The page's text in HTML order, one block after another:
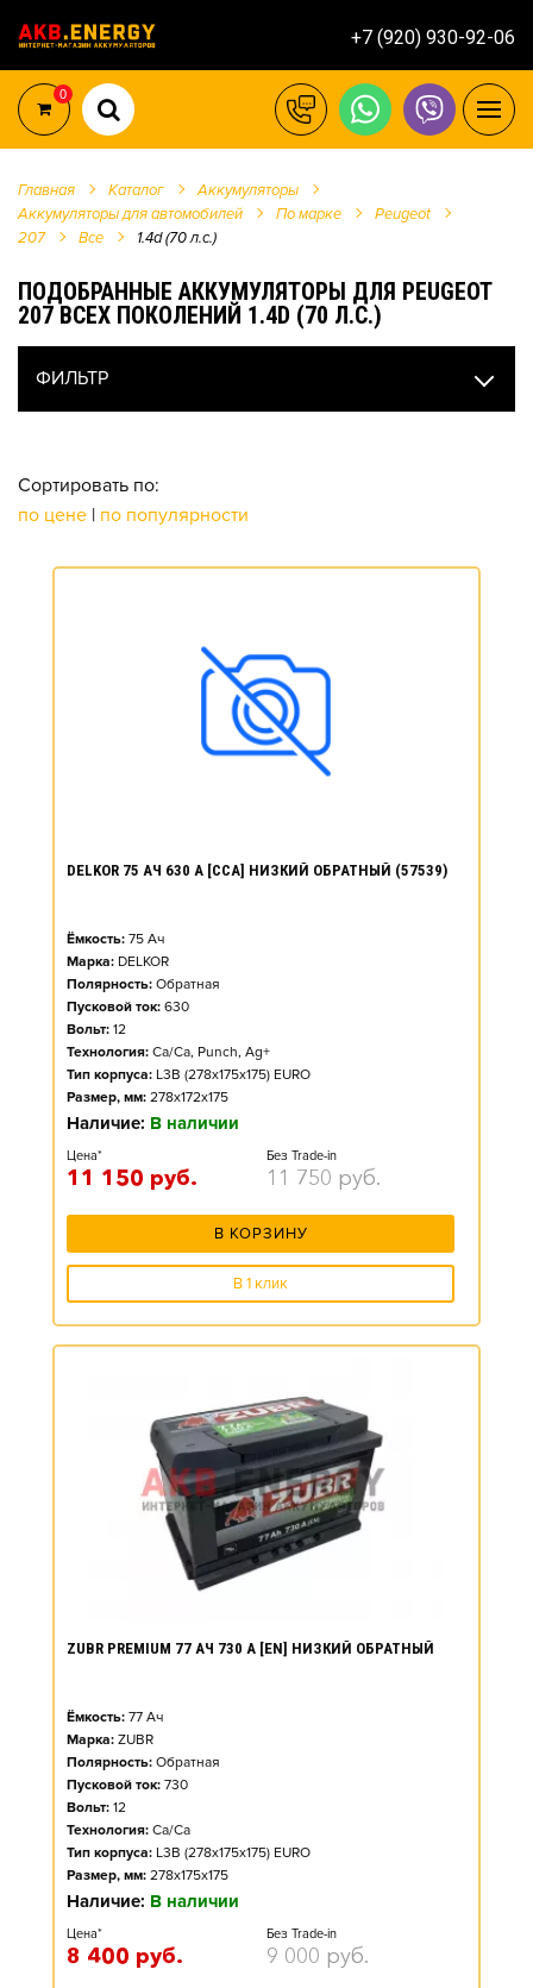
+7 (920) 930-92-06
0
Главная Каталог
Аккумуляторы
Аккумуляторы для автомобилей
По марке
Peugeot
207
Все 1.4d (70 л.с.)
ПОДОБРАННЫЕ АККУМУЛЯТОРЫ ДЛЯ PEUGEOT
207 ВСЕХ ПОКОЛЕНИЙ 1.4D (70 Л.С.)
ФИЛЬТР
Сортировать по:
по цене | по популярности
DELKOR 75 АЧ 630 А [CCA] НИЗКИЙ ОБРАТНЫЙ (57539)
Ёмкость: 75 Ач
Марка: DELKOR
Полярность: Обратная
Пусковой ток: 630
Вольт: 12
Технология: Ca/Ca, Punch, Ag+
Тип корпуса: L3B (278x175x175) EURO
Размер, мм: 278x172x175
Наличие: В наличии
Цена*
11 150 руб.
Без Trade-in
11 750 руб.
В КОРЗИНУ
В 1 клик
ZUBR PREMIUM 77 АЧ 730 А [EN] НИЗКИЙ ОБРАТНЫЙ
Ёмкость: 77 Ач
Марка: ZUBR
Полярность: Обратная
Пусковой ток: 730
Вольт: 12
Технология: Ca/Ca
Тип корпуса: L3B (278x175x175) EURO
Размер, мм: 278x175x175
Наличие: В наличии
Цена*
8 400 руб.
Без Trade-in
9 000 руб.